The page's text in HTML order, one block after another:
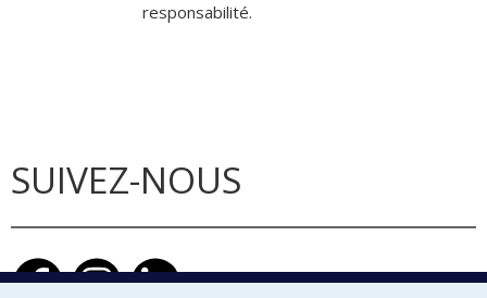
responsabilité.
SUIVEZ-NOUS